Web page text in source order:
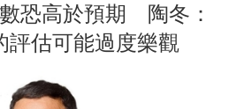
恐高於預期 陶冬：
評估可能過度樂觀